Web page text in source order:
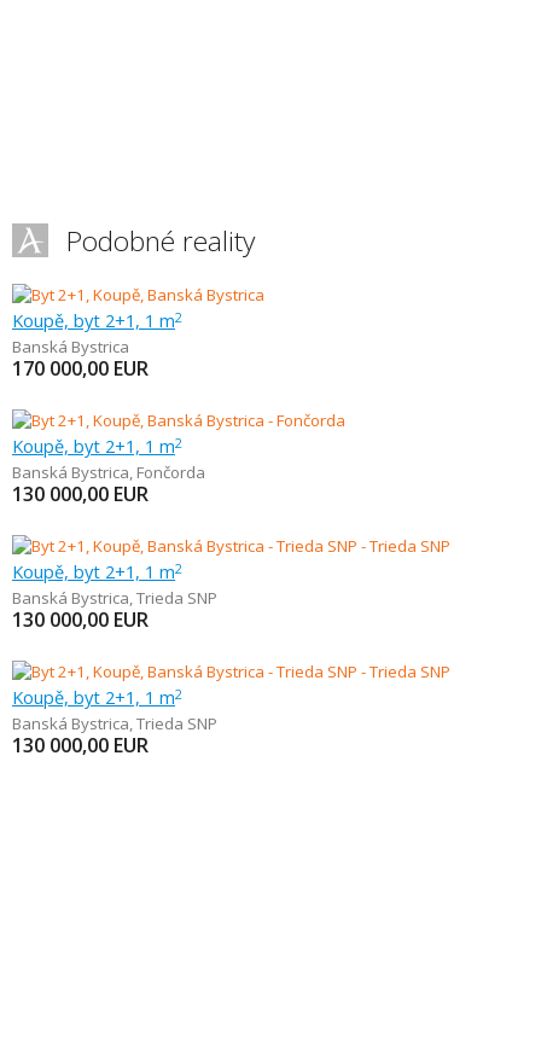
Podobné reality
Koupě, byt 2+1, 1 m2
Banská Bystrica
170 000,00 EUR
Koupě, byt 2+1, 1 m2
Banská Bystrica, Fončorda
130 000,00 EUR
Koupě, byt 2+1, 1 m2
Banská Bystrica,Trieda SNP
130 000,00 EUR
Koupě, byt 2+1, 1 m2
Banská Bystrica,Trieda SNP
130 000,00 EUR